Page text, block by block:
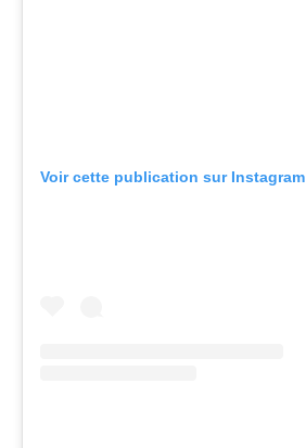
Voir cette publication sur Instagram